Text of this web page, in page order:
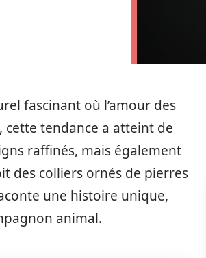
fascinant où l’amour des
cette tendance a atteint de
raffinés, mais également
des colliers ornés de pierres
une histoire unique,
animal.